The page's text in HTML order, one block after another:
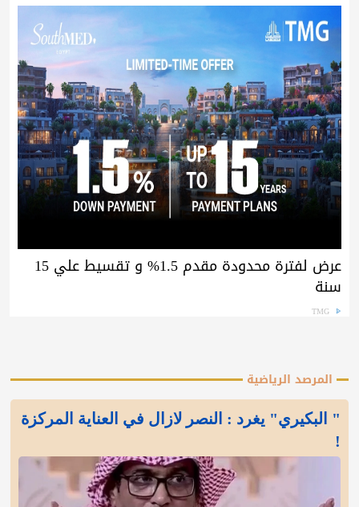
عرض لفترة محدودة مقدم 1.5% و تقسيط علي 15
سنة
TMG
المرصد الرياضية
" البكيري" يغرد : النصر لازال في العناية المركزة
!